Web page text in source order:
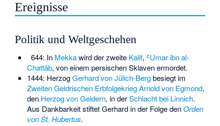
Ereignisse
Politik und Weltgeschehen
644: In Mekkawird der zweite Kalif, ʿUmar ibn al-
Chattāb, von einem persischen Sklaven ermordet.
1444: HerzogGerhard von Jülich-Bergbesiegt im
Zweiten Geldrischen Erbfolgekrieg Arnold von Egmond,
den Herzog von Geldern, in derSchlacht bei Linnich.
Aus Dankbarkeit stiftet Gerhard in der Folge denOrden
von St. Hubertus.